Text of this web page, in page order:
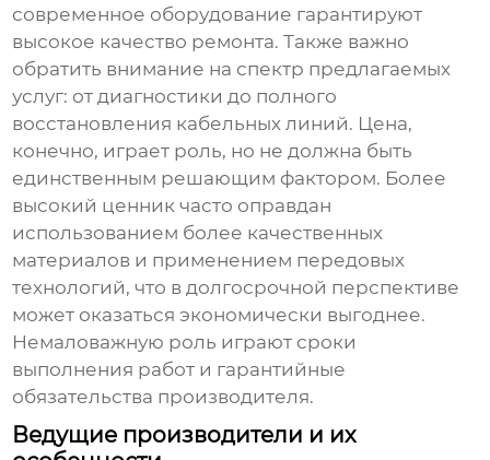
современное оборудование гарантируют
высокое качество ремонта. Также важно
обратить внимание на спектр предлагаемых
услуг: от диагностики до полного
восстановления кабельных линий. Цена,
конечно, играет роль, но не должна быть
единственным решающим фактором. Более
высокий ценник часто оправдан
использованием более качественных
материалов и применением передовых
технологий, что в долгосрочной перспективе
может оказаться экономически выгоднее.
Немаловажную роль играют сроки
выполнения работ и гарантийные
обязательства производителя.
Ведущие производители и их